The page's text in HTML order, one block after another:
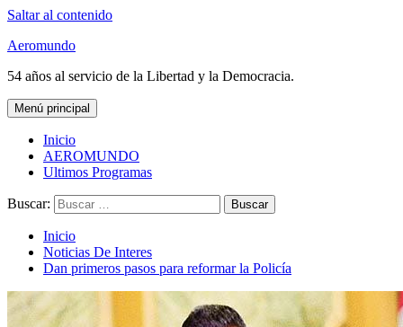
Saltar al contenido
Aeromundo
54 años al servicio de la Libertad y la Democracia.
Menú principal
Inicio
AEROMUNDO
Ultimos Programas
Buscar:
Inicio
Noticias De Interes
Dan primeros pasos para reformar la Policía